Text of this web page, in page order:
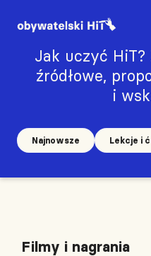
Jak uczyć
źródłowe,
i
Najnowsze Lekcje i
Filmy i nagrania